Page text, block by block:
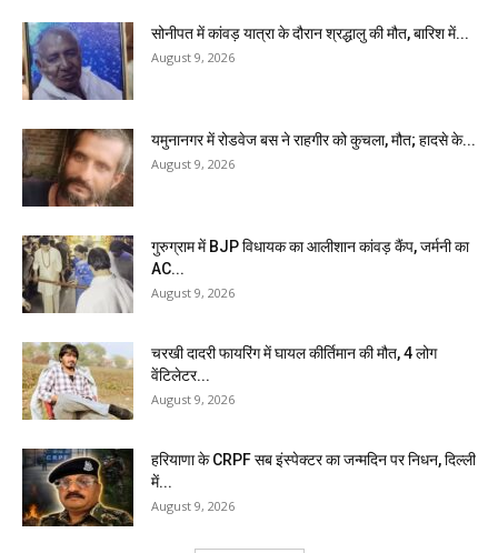
सोनीपत में कांवड़ यात्रा के दौरान श्रद्धालु की मौत, बारिश में...
August 9, 2026
यमुनानगर में रोडवेज बस ने राहगीर को कुचला, मौत; हादसे के...
August 9, 2026
गुरुग्राम में BJP विधायक का आलीशान कांवड़ कैंप, जर्मनी का
AC...
August 9, 2026
चरखी दादरी फायरिंग में घायल कीर्तिमान की मौत, 4 लोग
वेंटिलेटर...
August 9, 2026
हरियाणा के CRPF सब इंस्पेक्टर का जन्मदिन पर निधन, दिल्ली
में...
August 9, 2026